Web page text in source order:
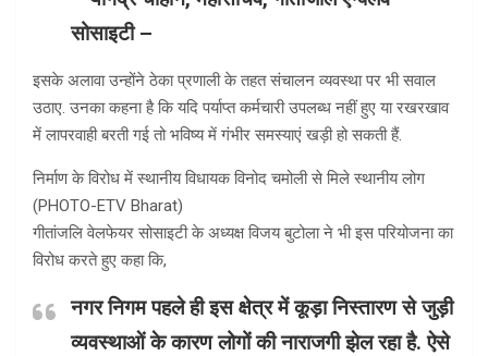
सोसाइटी –
इसके अलावा उन्होंने ठेका प्रणाली के तहत संचालन व्यवस्था पर भी सवाल
उठाए. उनका कहना है कि यदि पर्याप्त कर्मचारी उपलब्ध नहीं हुए या रखरखाव
में लापरवाही बरती गई तो भविष्य में गंभीर समस्याएं खड़ी हो सकती हैं.
निर्माण के विरोध में स्थानीय विधायक विनोद चमोली से मिले स्थानीय लोग
(PHOTO-ETV Bharat)
गीतांजलि वेलफेयर सोसाइटी के अध्यक्ष विजय बुटोला ने भी इस परियोजना का
विरोध करते हुए कहा कि,
नगर निगम पहले ही इस क्षेत्र में कूड़ा निस्तारण से जुड़ी
व्यवस्थाओं के कारण लोगों की नाराजगी झेल रहा है. ऐसे